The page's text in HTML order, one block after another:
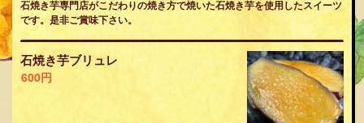
石焼き芋専門店がこだわりの焼き方で焼いた石焼き芋を使用したスイーツ
です。是非ご賞味下さい。
石焼き芋ブリュレ
600円